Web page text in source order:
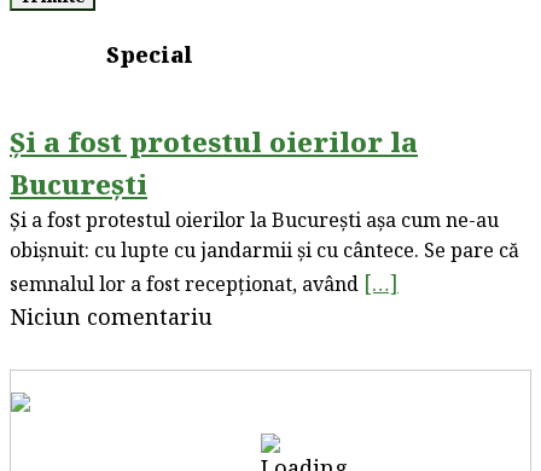
Special
Și a fost protestul oierilor la
București
Și a fost protestul oierilor la București așa cum ne-au
obișnuit: cu lupte cu jandarmii și cu cântece. Se pare că
semnalul lor a fost recepționat, având […]
Niciun comentariu